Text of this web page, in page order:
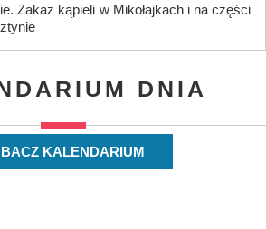
Zakaz kąpieli w Mikołajkach i na części
DNIA
KALENDARIUM